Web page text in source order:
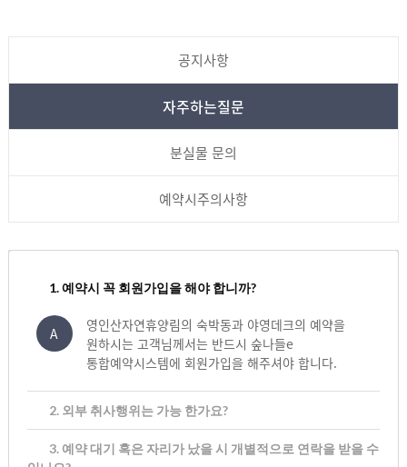
공지사항
자주하는질문
분실물 문의
예약시주의사항
1. 예약시 꼭 회원가입을 해야 합니까?
A
영인산자연휴양림의 숙박동과 야영데크의 예약을
원하시는 고객님께서는 반드시 숲나들e
통합예약시스템에 회원가입을 해주셔야 합니다.
2. 외부 취사행위는 가능 한가요?
3. 예약 대기 혹은 자리가 났을 시 개별적으로 연락을 받을 수